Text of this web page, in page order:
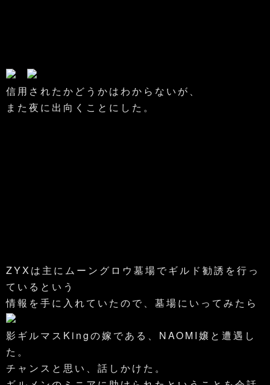
信用されたかどうかはわからないが、
また夜に出向くことにした。
ZYXは主にムーングロウ墓場でギルド勧誘を行っ
ているという
情報を手に入れていたので、墓場にいってみたら
影ギルマスKingの嫁である、NAOMI嬢と遭遇し
た。
チャンスと思い、話しかけた。